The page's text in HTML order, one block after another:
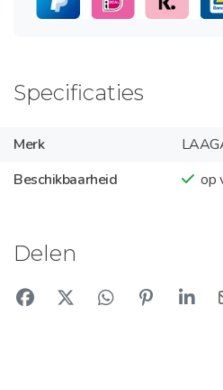
Specificaties
Merk
Beschikbaarheid
op
Delen